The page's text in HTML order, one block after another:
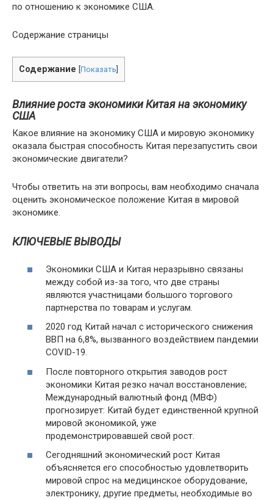
по отношению к экономике США.
Содержание страницы
Содержание Показать
Влияние роста экономики Китая на экономику
США
Какое влияние на экономику США и мировую экономику
оказала быстрая способность Китая перезапустить свои
экономические двигатели?
Чтобы ответить на эти вопросы, вам необходимо сначала
оценить экономическое положение Китая в мировой
экономике.
КЛЮЧЕВЫЕ ВЫВОДЫ
Экономики США и Китая неразрывно связаны
между собой из-за того, что две страны
являются участницами большого торгового
партнерства по товарам и услугам.
2020 год Китай начал с исторического снижения
ВВП на 6,8%, вызванного воздействием пандемии
COVID-19.
После повторного открытия заводов рост
экономики Китая резко начал восстановление;
Международный валютный фонд (МВФ)
прогнозирует: Китай будет единственной крупной
мировой экономикой, уже
продемонстрировавшей свой рост.
Сегодняшний экономический рост Китая
объясняется его способностью удовлетворить
мировой спрос на медицинское оборудование,
электронику, другие предметы, необходимые во